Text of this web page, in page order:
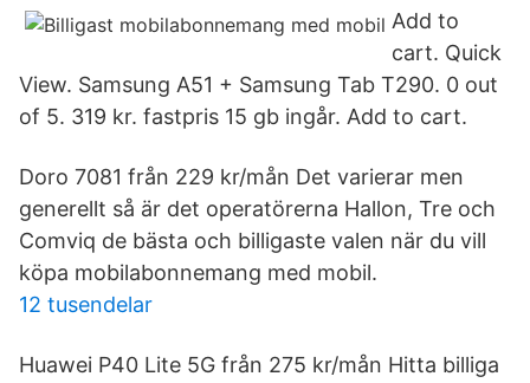
Add to
cart. Quick
View. Samsung A51 + Samsung Tab T290. 0 out
of 5. 319 kr. fastpris 15 gb ingår. Add to cart.
Doro 7081 från 229 kr/mån Det varierar men
generellt så är det operatörerna Hallon, Tre och
Comviq de bästa och billigaste valen när du vill
köpa mobilabonnemang med mobil.
12 tusendelar
Huawei P40 Lite 5G från 275 kr/mån Hitta billiga